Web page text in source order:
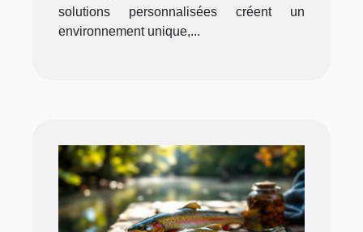
solutions personnalisées créent un
environnement unique,...